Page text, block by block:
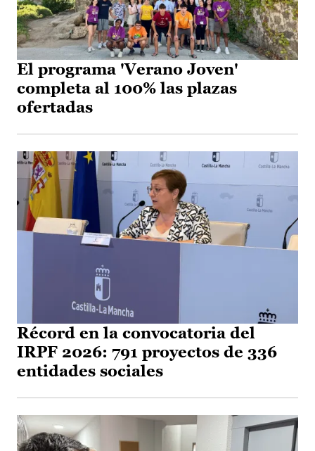
El programa 'Verano Joven'
completa al 100% las plazas
ofertadas
Récord en la convocatoria del
IRPF 2026: 791 proyectos de 336
entidades sociales